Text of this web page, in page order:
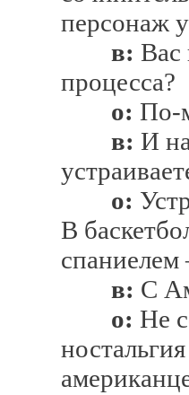
персонаж
в: Вас
процесса?
о: По-
в: И
о:
В
спаниелем
в: С
о: Не